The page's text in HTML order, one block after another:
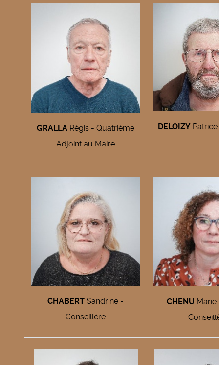
GRALLA Régis - Quatrième
Adjoint au Maire
DELOIZY
CHABERT Sandrine -
Conseillère
CHENU